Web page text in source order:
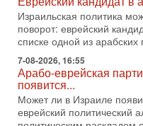
Израильская политика
поворот: еврейский
списке одной из
7-08-2026, 16:55
Арабо-еврейская
появится...
Может ли в Израиле
еврейский политический